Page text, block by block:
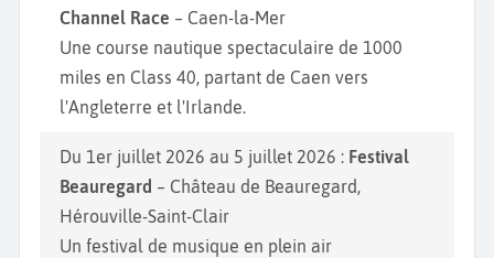
Channel Race – Caen-la-Mer
Une course nautique spectaculaire de 1000
miles en Class 40, partant de Caen vers
l'Angleterre et l'Irlande.
Du 1er juillet 2026 au 5 juillet 2026 : Festival
Beauregard – Château de Beauregard,
Hérouville-Saint-Clair
Un festival de musique en plein air